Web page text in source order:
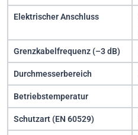
Elektrischer Anschluss
Grenzkabelfrequenz (–3 dB)
Durchmesserbereich
Betriebstemperatur
Schutzart (EN 60529)